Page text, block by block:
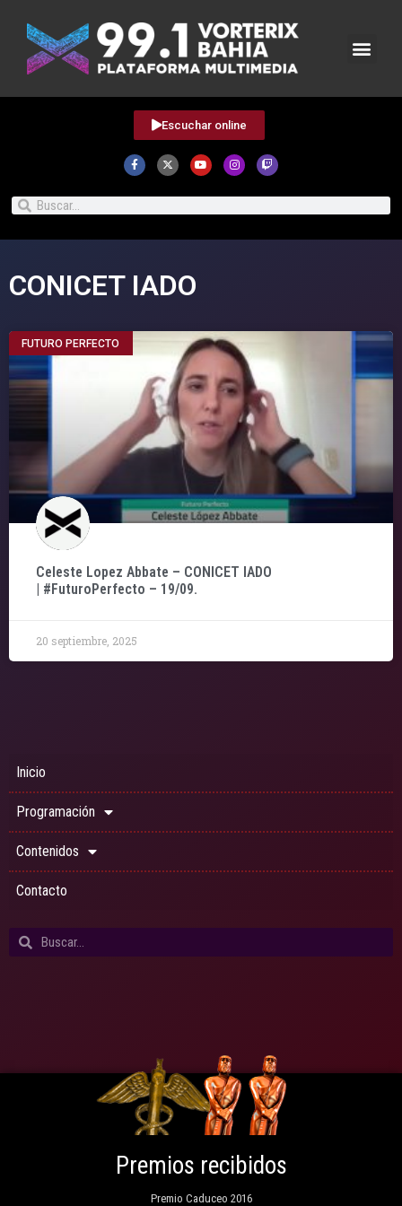
Escuchar online
CONICET IADO
FUTURO PERFECTO
Celeste Lopez Abbate – CONICET IADO
| #FuturoPerfecto – 19/09.
20 septiembre, 2025
Inicio
Programación
Contenidos
Contacto
Premios recibidos
Premio Caduceo 2016